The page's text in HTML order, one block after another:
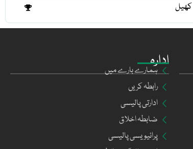
کھیل
ادارہ
ہمارے بارے میں
رابطہ کریں
ادارتی پالیسی
ضابطہ اخلاق
پرائیویسی پالیسی